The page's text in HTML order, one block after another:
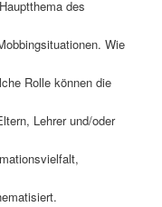
des
Wie
Rolle können die
Lehrer und/oder